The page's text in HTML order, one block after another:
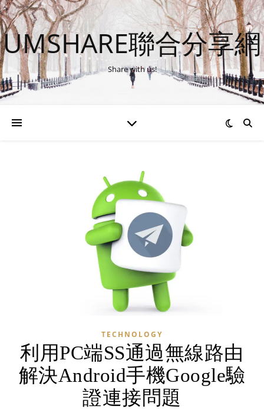
UMSHARE聯合分享網
Share with us!
TECHNOLOGY
利用PC端SS通過無線路由
解決Android手機Google驗
證連接問題